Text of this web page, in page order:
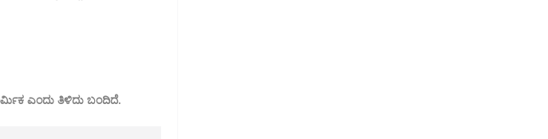
ಎಂದು ತಿಳಿದು ಬಂದಿದೆ.